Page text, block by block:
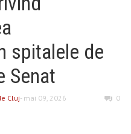
spitalele de
Senat
Cluj- mai 09, 2026
0